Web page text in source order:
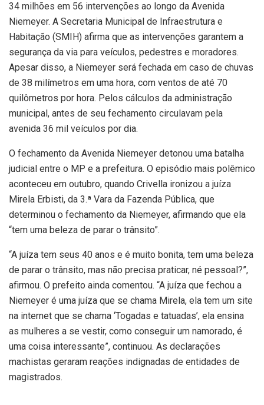
34 milhões em 56 intervenções ao longo da Avenida
Niemeyer. A Secretaria Municipal de Infraestrutura e
Habitação (SMIH) afirma que as intervenções garantem a
segurança da via para veículos, pedestres e moradores.
Apesar disso, a Niemeyer será fechada em caso de chuvas
de 38 milímetros em uma hora, com ventos de até 70
quilômetros por hora. Pelos cálculos da administração
municipal, antes de seu fechamento circulavam pela
avenida 36 mil veículos por dia.
O fechamento da Avenida Niemeyer detonou uma batalha
judicial entre o MP e a prefeitura. O episódio mais polêmico
aconteceu em outubro, quando Crivella ironizou a juíza
Mirela Erbisti, da 3.ª Vara da Fazenda Pública, que
determinou o fechamento da Niemeyer, afirmando que ela
“tem uma beleza de parar o trânsito”.
“A juíza tem seus 40 anos e é muito bonita, tem uma beleza
de parar o trânsito, mas não precisa praticar, né pessoal?”,
afirmou. O prefeito ainda comentou. “A juíza que fechou a
Niemeyer é uma juíza que se chama Mirela, ela tem um site
na internet que se chama ‘Togadas e tatuadas’, ela ensina
as mulheres a se vestir, como conseguir um namorado, é
uma coisa interessante”, continuou. As declarações
machistas geraram reações indignadas de entidades de
magistrados.